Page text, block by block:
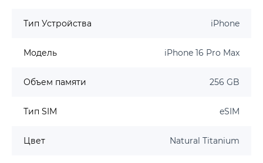
Тип Устройства iPhone
Модель iPhone 16 Pro Max
Объем памяти 256 GB
Тип SIM eSIM
Цвет Natural Titanium